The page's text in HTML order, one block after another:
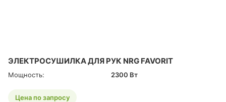
ЭЛЕКТРОСУШИЛКА ДЛЯ РУК NRG FAVORIT
Мощность: 2300 Вт
Цена по запросу